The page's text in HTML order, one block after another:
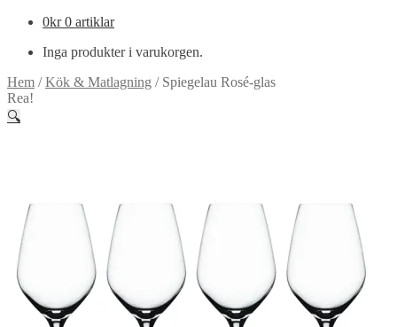
0kr 0 artiklar
Inga produkter i varukorgen.
Hem /Kök & Matlagning / Spiegelau Rosé-glas
Rea!
🔍